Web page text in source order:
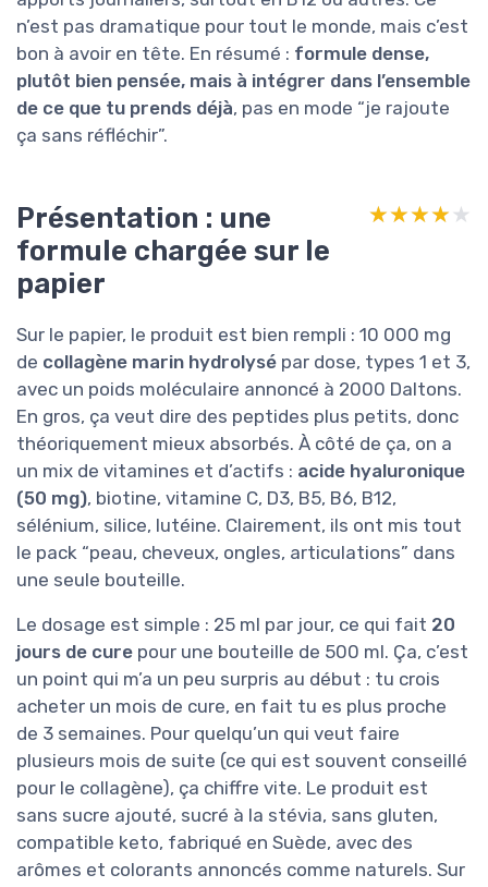
n’est pas dramatique pour tout le monde, mais c’est
bon à avoir en tête. En résumé : formule dense,
plutôt bien pensée, mais à intégrer dans l’ensemble
de ce que tu prends déjà, pas en mode “je rajoute
ça sans réfléchir”.
Présentation : une
formule chargée sur le
papier
★★★★★
★★★★★
Sur le papier, le produit est bien rempli : 10 000 mg
de collagène marin hydrolysé par dose, types 1 et 3,
avec un poids moléculaire annoncé à 2000 Daltons.
En gros, ça veut dire des peptides plus petits, donc
théoriquement mieux absorbés. À côté de ça, on a
un mix de vitamines et d’actifs : acide hyaluronique
(50 mg), biotine, vitamine C, D3, B5, B6, B12,
sélénium, silice, lutéine. Clairement, ils ont mis tout
le pack “peau, cheveux, ongles, articulations” dans
une seule bouteille.
Le dosage est simple : 25 ml par jour, ce qui fait 20
jours de cure pour une bouteille de 500 ml. Ça, c’est
un point qui m’a un peu surpris au début : tu crois
acheter un mois de cure, en fait tu es plus proche
de 3 semaines. Pour quelqu’un qui veut faire
plusieurs mois de suite (ce qui est souvent conseillé
pour le collagène), ça chiffre vite. Le produit est
sans sucre ajouté, sucré à la stévia, sans gluten,
compatible keto, fabriqué en Suède, avec des
arômes et colorants annoncés comme naturels. Sur